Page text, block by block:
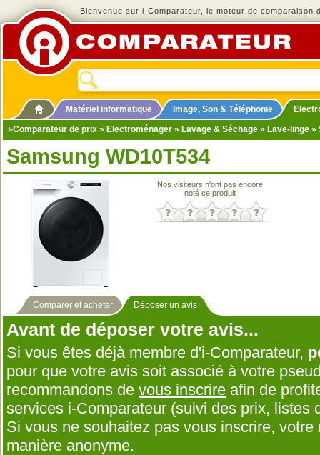
Bienvenue sur i-Comparateur, le moteur de comparaison
Matériel informatique Image, Son & Téléphonie
i-Comparateur de prix » Electroménager » Lavage & Séchage » Lave-linge »
Samsung WD10T534
Nos visiteurs n'ont pas encore
noté ce produit
Comparer et acheter Déposer un avis
Avant de déposer votre avis...
Si vous êtes déjà membre d'i-Comparateur,
pour que votre avis soit associé à votre
recommandons de vous inscrire afin de
services i-Comparateur (suivi des prix, listes
Si vous ne souhaitez pas vous inscrire,
manière anonyme.